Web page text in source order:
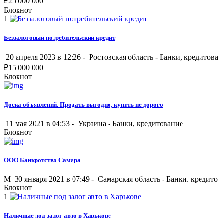
Блокнот
1
Беззалоговый потребительский кредит
20 апреля 2023 в 12:26 - Ростовская область - Банки,
₽15 000 000
Блокнот
Доска объявлений. Продать выгодно, купить не дорого
11 мая 2021 в 04:53 - Украина - Банки, кредитование
Блокнот
ООО Банкротство Самара
M 30 января 2021 в 07:49 - Самарская область - Банки,
Блокнот
1
Наличные под залог авто в Харькове